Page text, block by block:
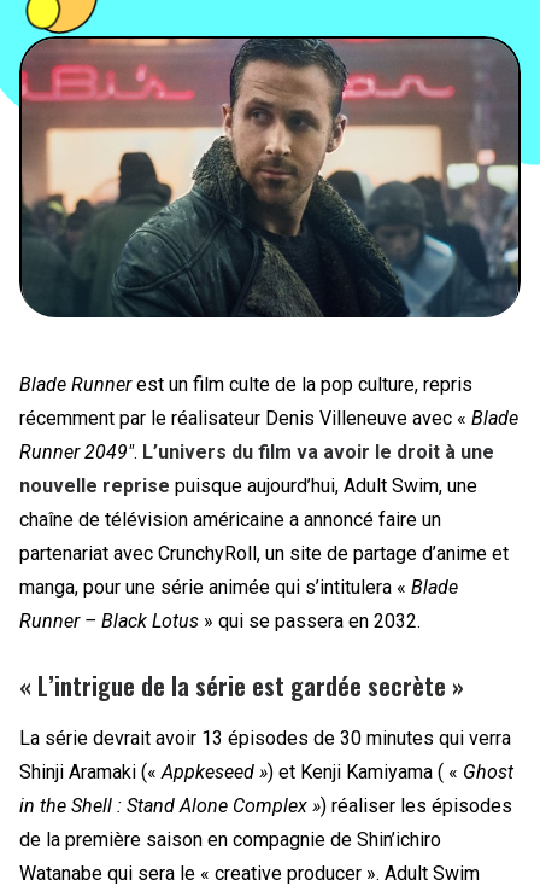
PEOPLE
FOOD
BONS PLANS
SOUTENEZ KULTT
Blade Runnerest un film culte de la pop culture, repris
récemment par le réalisateur Denis Villeneuve avec « Blade
Runner 2049″. L’univers du film va avoir le droit à une
nouvelle reprise puisque aujourd’hui, Adult Swim, une
chaîne de télévision américaine a annoncé faire un
partenariat avec CrunchyRoll, un site de partage d’anime et
manga, pour une série animée qui s’intitulera « Blade
Runner – Black Lotus » qui se passera en 2032.
« L’intrigue de la série est gardée secrète »
La série devrait avoir 13 épisodes de 30 minutes qui verra
Shinji Aramaki («Appkeseed ») et Kenji Kamiyama ( « Ghost
in the Shell : Stand Alone Complex ») réaliser les épisodes
de la première saison en compagnie de Shin’ichiro
Watanabe qui sera le « creative producer ». Adult Swim